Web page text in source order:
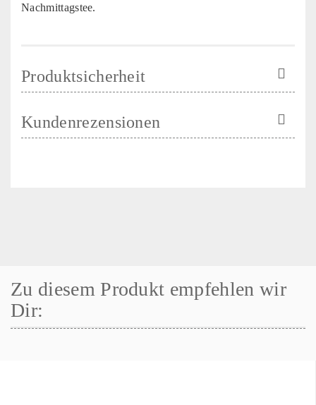
Nachmittagstee.
Produktsicherheit
Kundenrezensionen
Zu diesem Produkt empfehlen wir
Dir: